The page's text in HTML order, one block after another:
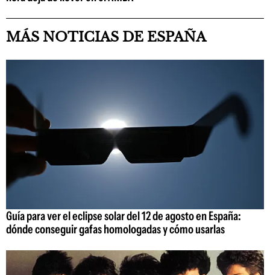
MÁS NOTICIAS DE ESPAÑA
Guía para ver el eclipse solar del 12 de agosto en España:
dónde conseguir gafas homologadas y cómo usarlas